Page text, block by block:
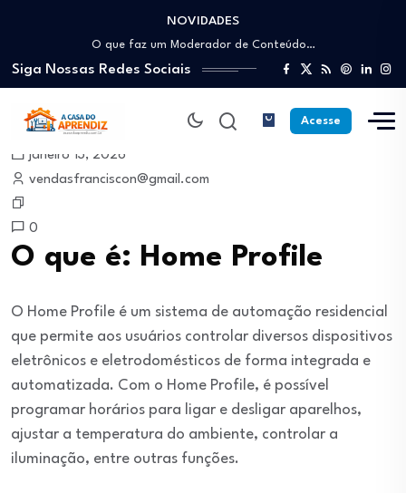
NOVIDADES
Como trabalhar como Estoquista: O guia para…
O que faz um Moderador de Conteúdo…
Como ser um Afiliado de Sucesso trabalhando…
Como dar Aulas Particulares Online e viver…
Profissão Instalador Solar: Como entrar no mercado…
Como trabalhar como Estoquista: O guia para…
O que faz um Moderador de Conteúdo…
Como ser um Afiliado de Sucesso trabalhando…
Siga Nossas Redes Sociais
Acesse
janeiro 13, 2026
vendasfranciscon@gmail.com
0
O que é: Home Profile
O Home Profile é um sistema de automação residencial
que permite aos usuários controlar diversos dispositivos
eletrônicos e eletrodomésticos de forma integrada e
automatizada. Com o Home Profile, é possível
programar horários para ligar e desligar aparelhos,
ajustar a temperatura do ambiente, controlar a
iluminação, entre outras funções.